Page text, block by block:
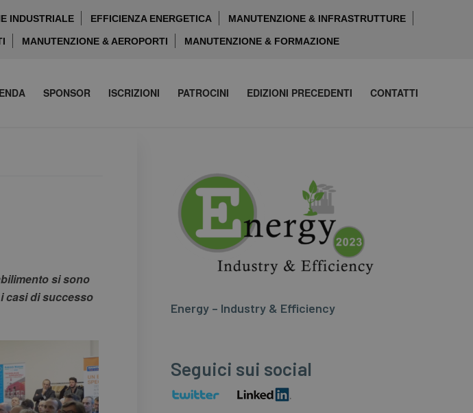
INDUSTRIALE EFFICIENZA ENERGETICA MANUTENZIONE & INFRASTRUTTURE
MANUTENZIONE & AEROPORTI MANUTENZIONE & FORMAZIONE
SPONSOR ISCRIZIONI PATROCINI EDIZIONI PRECEDENTI CONTATTI
si sono
casi di successo
Energy – Industry & Efficiency
Seguici sui social